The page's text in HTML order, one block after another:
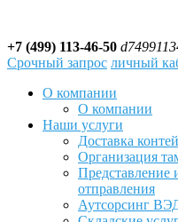
+7 (499) 113-46-50
Срочный запрос личный
О компании
О компании
Наши услуги
Доставка
Организация
Представление
отправления
Аутсорсинг